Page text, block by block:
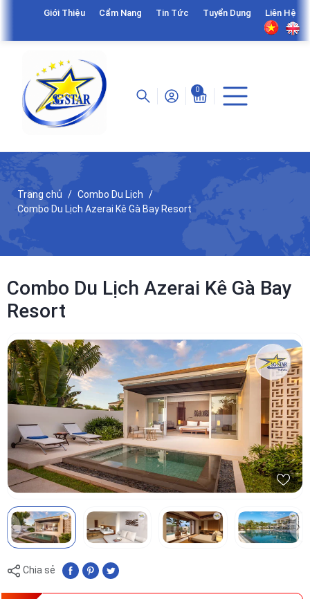
Giới Thiệu Cẩm Nang Tin Tức Tuyển Dụng Liên Hệ
0
Trang chủ
Combo Du Lịch
Combo Du Lịch Azerai Kê Gà Bay Resort
Combo Du Lịch Azerai Kê Gà Bay
Resort
Chia sẻ